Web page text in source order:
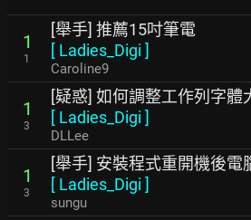
1
1
[舉手] 推薦15吋筆電
[ Ladies_Digi ]
Caroline9
1
3
[疑惑] 如何調整工作列字體
[ Ladies_Digi ]
DLLee
1
3
[舉手] 安裝程式重開機後電
[ Ladies_Digi ]
sungu